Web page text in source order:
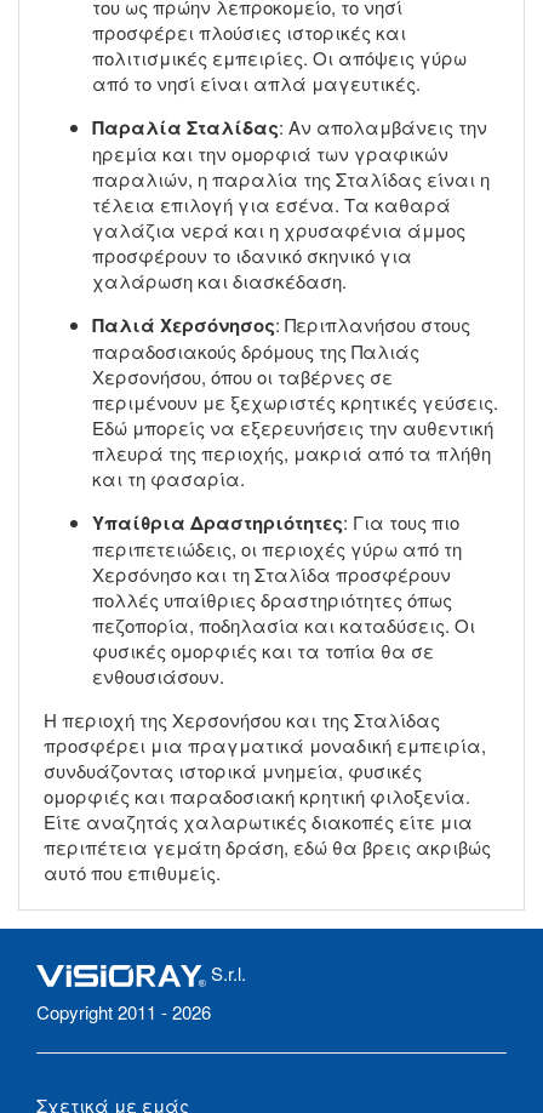
του ως πρώην λεπροκομείο, το νησί
προσφέρει πλούσιες ιστορικές και
πολιτισμικές εμπειρίες. Οι απόψεις γύρω
από το νησί είναι απλά μαγευτικές.
Παραλία Σταλίδας: Αν απολαμβάνεις την
ηρεμία και την ομορφιά των γραφικών
παραλιών, η παραλία της Σταλίδας είναι η
τέλεια επιλογή για εσένα. Τα καθαρά
γαλάζια νερά και η χρυσαφένια άμμος
προσφέρουν το ιδανικό σκηνικό για
χαλάρωση και διασκέδαση.
Παλιά Χερσόνησος: Περιπλανήσου στους
παραδοσιακούς δρόμους της Παλιάς
Χερσονήσου, όπου οι ταβέρνες σε
περιμένουν με ξεχωριστές κρητικές γεύσεις.
Εδώ μπορείς να εξερευνήσεις την αυθεντική
πλευρά της περιοχής, μακριά από τα πλήθη
και τη φασαρία.
Υπαίθρια Δραστηριότητες: Για τους πιο
περιπετειώδεις, οι περιοχές γύρω από τη
Χερσόνησο και τη Σταλίδα προσφέρουν
πολλές υπαίθριες δραστηριότητες όπως
πεζοπορία, ποδηλασία και καταδύσεις. Οι
φυσικές ομορφιές και τα τοπία θα σε
ενθουσιάσουν.
Η περιοχή της Χερσονήσου και της Σταλίδας
προσφέρει μια πραγματικά μοναδική εμπειρία,
συνδυάζοντας ιστορικά μνημεία, φυσικές
ομορφιές και παραδοσιακή κρητική φιλοξενία.
Είτε αναζητάς χαλαρωτικές διακοπές είτε μια
περιπέτεια γεμάτη δράση, εδώ θα βρεις ακριβώς
αυτό που επιθυμείς.
S.r.l.
Copyright 2011 - 2026
Σχετικά με εμάς